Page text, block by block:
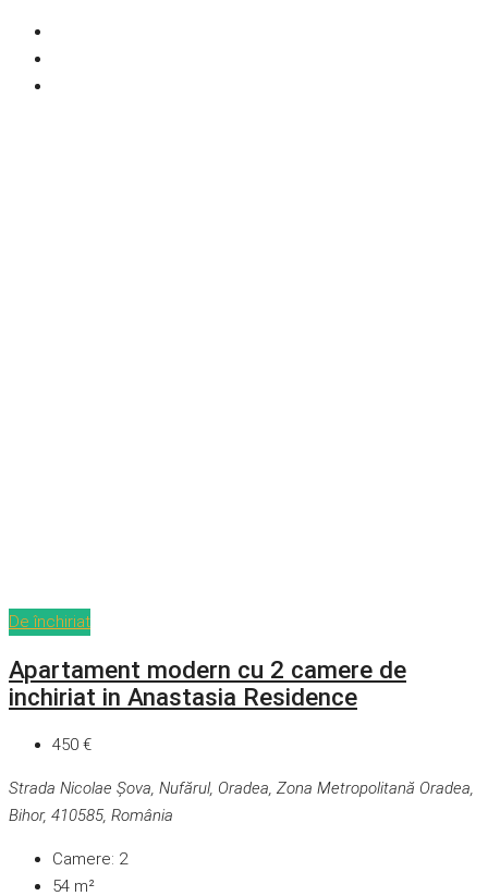
De închiriat
Apartament modern cu 2 camere de
inchiriat in Anastasia Residence
450 €
Strada Nicolae Șova, Nufărul, Oradea, Zona Metropolitană Oradea,
Bihor, 410585, România
Camere: 2
54 m²